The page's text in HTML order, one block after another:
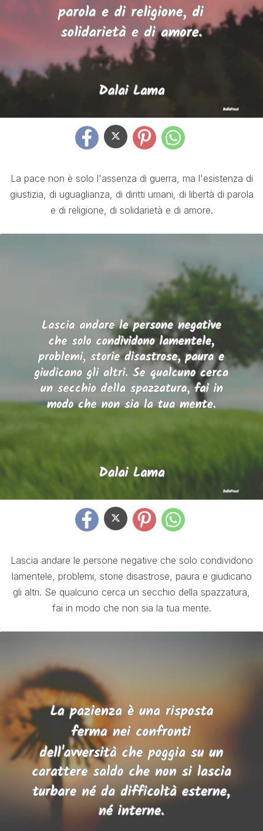
La pace non è solo l'assenza di guerra, ma l'esistenza di
giustizia, di uguaglianza, di diritti umani, di libertà di parola
e di religione, di solidarietà e di amore.
Lascia andare le persone negative che solo condividono
lamentele, problemi, storie disastrose, paura e giudicano
gli altri. Se qualcuno cerca un secchio della spazzatura,
fai in modo che non sia la tua mente.